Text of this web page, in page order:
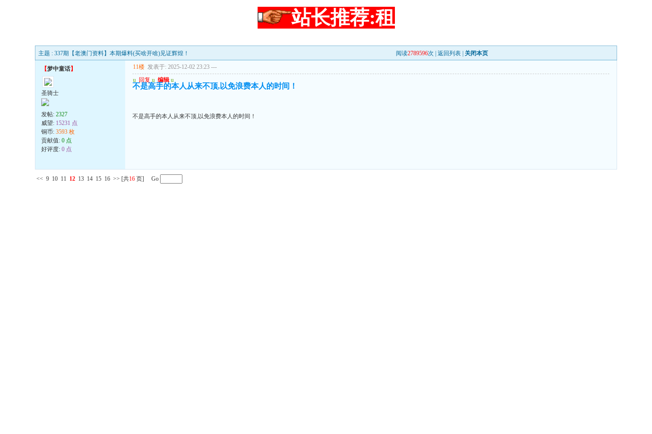
站长推荐:租
主题 : 337期【老澳门资料】本期爆料(买啥开啥)见证辉煌！ 阅读2789596次 | 返回列表 关闭本页
【梦中童话】
圣骑士
发帖: 2327
威望: 15231 点
铜币: 3593 枚
贡献值: 0 点
好评度: 0 点
11楼 发表于: 2025-12-02 23:23 ---
u 回复 u 编辑 u
不是高手的本人从来不顶,以免浪费本人的时间！
不是高手的本人从来不顶,以免浪费本人的时间！
<< 9 10 11 12 13 14 15 16 >> [共16 页] Go